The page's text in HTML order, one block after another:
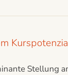
Stellung